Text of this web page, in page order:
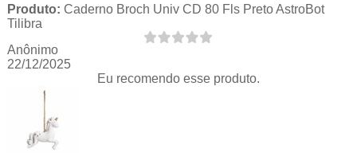
Produto: Caderno Broch Univ CD 80 Fls Preto AstroBot
Tilibra
Anônimo
22/12/2025
Eu recomendo esse produto.